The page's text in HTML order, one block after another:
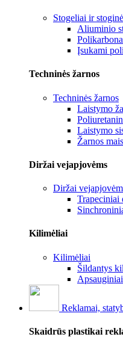
Stogeliai ir
Aliuminio
Įsukami
Techninės žarnos
Techninės žarnos
Laistymo
Laistymo
Žarnos
Diržai vejapjovėms
Diržai
Trapeciniai
Kilimėliai
Kilimėliai
Šildantys
Reklamai,
Skaidrūs plastikai